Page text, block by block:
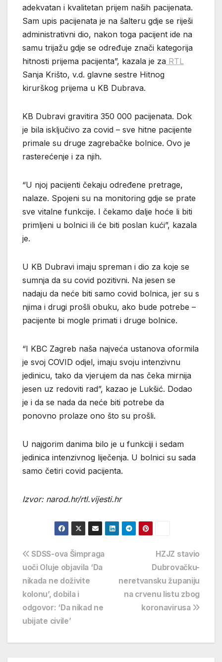
adekvatan i kvalitetan prijem naših pacijenata.
Sam upis pacijenata je na šalteru gdje se riješi
administrativni dio, nakon toga pacijent ide na
samu trijažu gdje se određuje znači kategorija
hitnosti prijema pacijenta”, kazala je za RTL
Sanja Krišto, v.d. glavne sestre Hitnog
kirurškog prijema u KB Dubrava.
KB Dubravi gravitira 350 000 pacijenata. Dok
je bila isključivo za covid – sve hitne pacijente
primale su druge zagrebačke bolnice. Ovo je
rasterećenje i za njih.
“U njoj pacijenti čekaju određene pretrage,
nalaze. Spojeni su na monitoring gdje se prate
sve vitalne funkcije. I čekamo dalje hoće li biti
primljeni u bolnici ili će biti poslan kući”, kazala
je.
U KB Dubravi imaju spreman i dio za koje se
sumnja da su covid pozitivni. Na jesen se
nadaju da neće biti samo covid bolnica, jer su s
njima i drugi prošli obuku, ako bude potrebe –
pacijente bi mogle primati i druge bolnice.
“I KBC Zagreb naša najveća ustanova oformila
je svoj COVID odjel, imaju svoju intenzivnu
jedinicu, tako da vjerujem da nas čeka mirnija
jesen uz redoviti rad”, kazao je Lukšić. Dodao
je i da se nada da neće biti potrebe da
ponovno prolaze ono što su prošli.
U najgorim danima bilo je u funkciji i sedam
jedinica intenzivnog liječenja. U bolnici su sada
samo četiri covid pacijenta.
Izvor: narod.hr/rtl.vijesti.hr
Navigacija
objava
HZJZ stavio
Dubrovačku-
neretvansku županiju
na crvenu listu zbog
koronavirusa
SDSS-ova Šimpraga
uoči Oluje objavila ‘Da
nikada ne doživite
kolonu’, dobila i
odgovor: ‘Da nikad ne
ubijate civile’